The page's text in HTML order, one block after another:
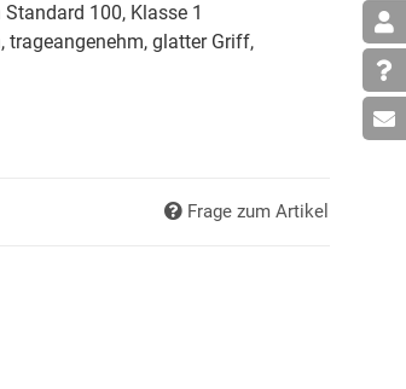
100, Klasse 1
glatter Griff,
Frage zum Artikel